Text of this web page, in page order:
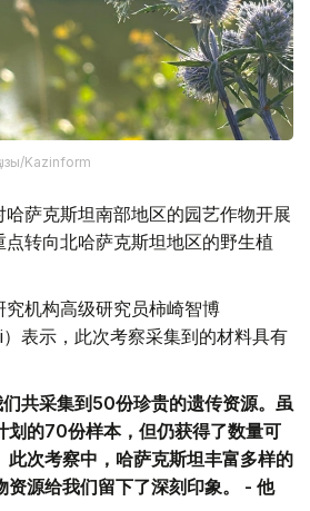
Kazinform
萨克斯坦南部地区的园艺作物开展
转向北哈萨克斯坦地区的野生植
究机构高级研究员柿崎智博
表示，此次考察采集到的材料具有
共采集到50份珍贵的遗传资源。虽
划的70份样本，但仍获得了数量可
此次考察中，哈萨克斯坦丰富多样的
资源给我们留下了深刻印象。 - 他